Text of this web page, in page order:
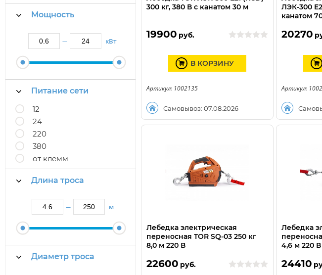
Мощность
— кВт
Питание сети
12
24
220
380
от клемм
Длина троса
— м
Диаметр троса
300 кг, 380 В с канатом 30 м
19900 руб.
Самовывоз: 07.08.2026
В КОРЗИНУ
Артикул: 1002135
ЛЭК-300
канатом
20270
Артикул:
Лебедка электрическая
переносная TOR SQ-03 250 кг
8,0 м 220 В
22600 руб.
Лебедка
4,6 м 220
24410